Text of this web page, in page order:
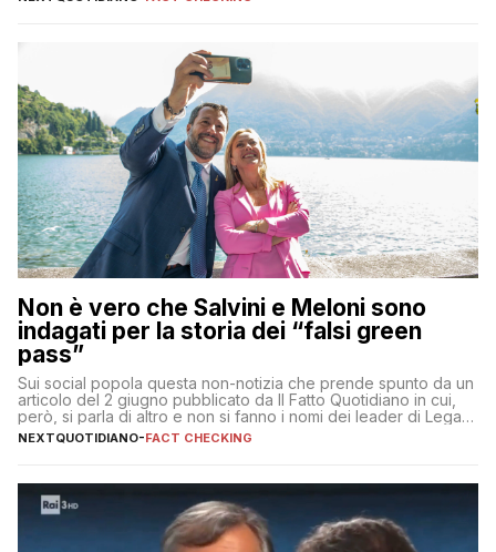
Non è vero che Salvini e Meloni sono
indagati per la storia dei “falsi green
pass”
Sui social popola questa non-notizia che prende spunto da un
articolo del 2 giugno pubblicato da Il Fatto Quotidiano in cui,
però, si parla di altro e non si fanno i nomi dei leader di Lega e
Fratelli d’Italia
NEXTQUOTIDIANO-FACT CHECKING